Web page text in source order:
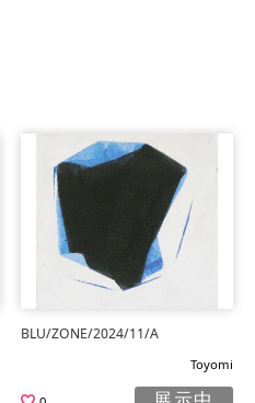
BLU/ZONE/2024/11/A
Toyomi